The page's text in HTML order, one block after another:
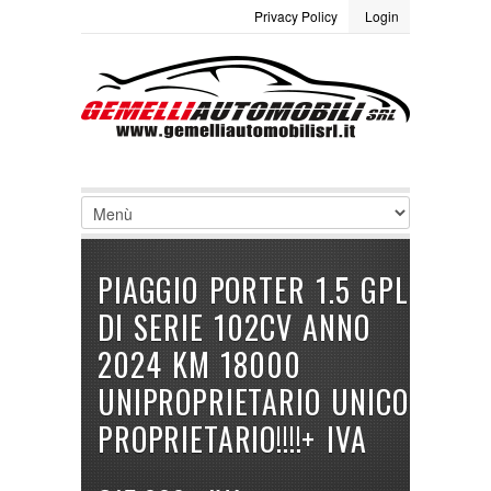
LOGIN
Username :
Ricordami
Registrati| Non ricordi la password
Login
Privacy Policy
PIAGGIO PORTER 1.5 GPL
DI SERIE 102CV ANNO
2024 KM 18000
UNIPROPRIETARIO UNICO
PROPRIETARIO!!!!+ IVA